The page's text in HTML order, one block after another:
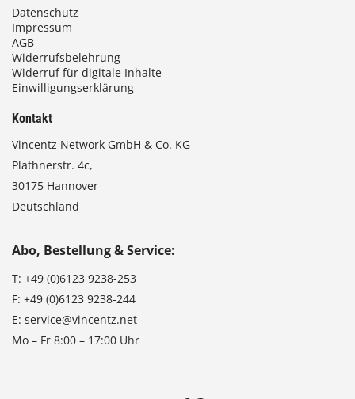
Datenschutz
Impressum
AGB
Widerrufsbelehrung
Widerruf für digitale Inhalte
Einwilligungserklärung
Kontakt
Vincentz Network GmbH & Co. KG
Plathnerstr. 4c,
30175 Hannover
Deutschland
Abo, Bestellung & Service:
T: +49 (0)6123 9238-253
F: +49 (0)6123 9238-244
E: service@vincentz.net
Mo – Fr 8:00 – 17:00 Uhr